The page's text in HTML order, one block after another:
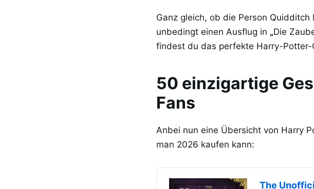
Ganz gleich, ob die Person
unbedingt einen Ausflug in „Die
findest du das perfekte Harry-Potter-
50 einzigartige
Fans
Anbei nun eine Übersicht von Harry
man 2026 kaufen kann:
The